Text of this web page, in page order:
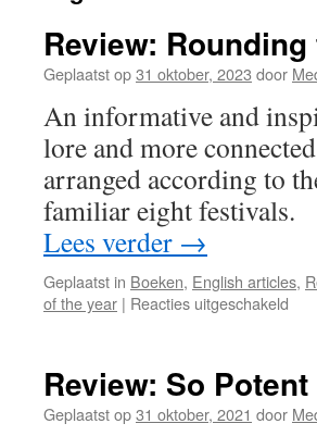
Review:
Geplaatst op31 oktober, 2023 door
An informative and
lore and more
arranged according to
familiar eight festivals.
Lees verder →
Geplaatst in Boeken, English articles,
of the year | Reacties uitgeschakeld
of
Review: So
Geplaatst op31 oktober, 2021 door